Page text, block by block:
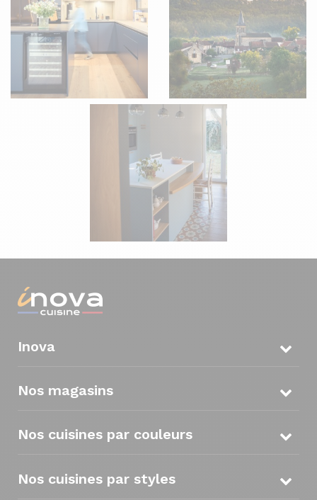
Inova
Nos magasins
Nos cuisines par couleurs
Nos cuisines par styles